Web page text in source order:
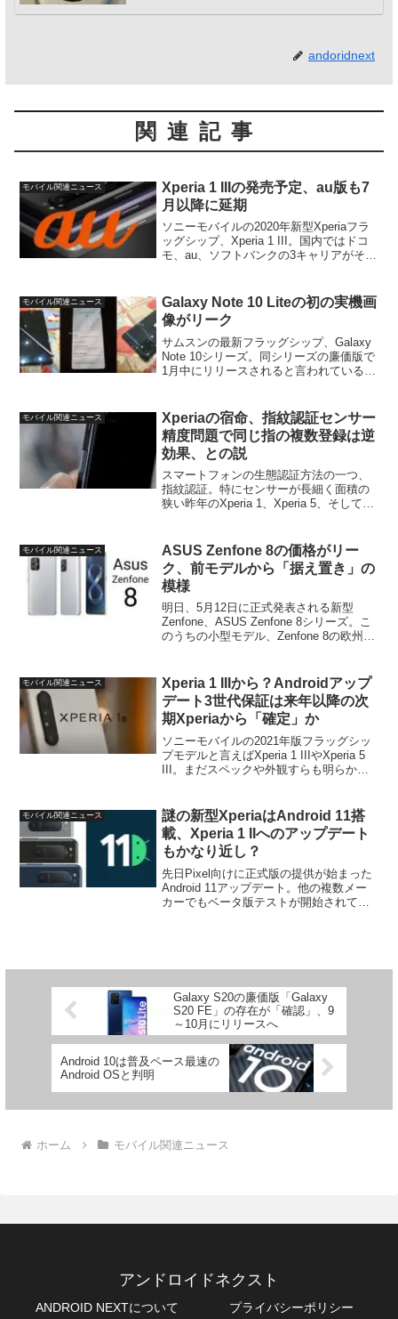
andoridnext
関連記事
モバイル関連ニュース
Xperia 1 IIIの発売予定、au版も7
月以降に延期
ソニーモバイルの2020年新型Xperiaフラ
ッグシップ、Xperia 1 III。国内ではドコ
モ、au、ソフトバンクの3キャリアがそれ
のうちのドコモ版S...
モバイル関連ニュース
Galaxy Note 10 Liteの初の実機画
像がリーク
サムスンの最新フラッグシップ、Galaxy
Note 10シリーズ。同シリーズの廉価版で
1月中にリリースされると言われている
Lite...
モバイル関連ニュース
Xperiaの宿命、指紋認証センサー
精度問題で同じ指の複数登録は逆
効果、との説
スマートフォンの生態認証方法の一つ、
指紋認証。特にセンサーが長細く面積の
狭い昨年のXperia 1、Xperia 5、そして前
も一部で指紋セン...
モバイル関連ニュース
ASUS Zenfone 8の価格がリー
ク、前モデルから「据え置き」の
模様
明日、5月12日に正式発表される新型
Zenfone、ASUS Zenfone 8シリーズ。こ
のうちの小型モデル、Zenfone 8の欧州に
ZenFone 8 (8...
モバイル関連ニュース
Xperia 1 IIIから？Androidアップ
デート3世代保証は来年以降の次
期Xperiaから「確定」か
ソニーモバイルの2021年版フラッグシッ
プモデルと言えばXperia 1 IIIやXperia 5
III。まだスペックや外観すらも明らかに
サポートに関する新...
モバイル関連ニュース
謎の新型XperiaはAndroid 11搭
載、Xperia 1 IIへのアップデート
もかなり近し？
先日Pixel向けに正式版の提供が始まった
Android 11アップデート。他の複数メー
カーでもベータ版テストが開始されてい
Galaxy S20の廉価版「Galaxy
S20 FE」の存在が「確認」、9
～10月にリリースへ
Android 10は普及ペース最速の
Android OSと判明
ホーム モバイル関連ニュース
アンドロイドネクスト
ANDROID NEXTについて プライバシーポリシー